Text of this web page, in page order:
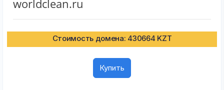
worldclean.ru
Стоимость домена: 430664 KZT
Купить